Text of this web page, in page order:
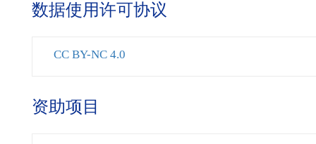
数据使用许可协议
CC BY-NC 4.0
资助项目